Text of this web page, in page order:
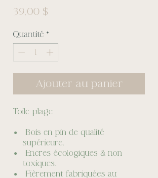
39,00 $
Quantité *
Ajouter au panier
Toile plage
Bois en pin de qualité
supérieure.
Encres écologiques & non
toxiques.
Fièrement fabriquées au